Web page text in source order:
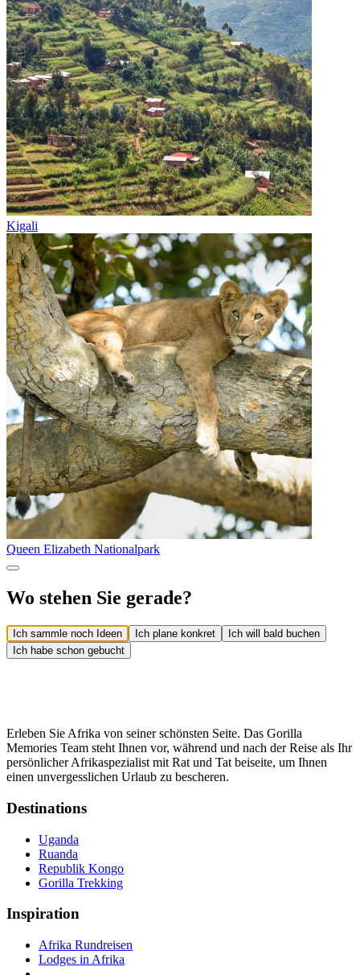
Kigali
Queen Elizabeth Nationalpark
Wo stehen Sie gerade?
Ich sammle noch Ideen Ich plane konkret
Ich will bald buchen
Ich habe schon gebucht
Erleben Sie Afrika von seiner schönsten Seite. Das Gorilla
Memories Team steht Ihnen vor, während und nach der Reise als Ihr
persönlicher Afrikaspezialist mit Rat und Tat beiseite, um Ihnen
einen unvergesslichen Urlaub zu bescheren.
Destinations
Uganda
Ruanda
Republik Kongo
Gorilla Trekking
Inspiration
Afrika Rundreisen
Lodges in Afrika